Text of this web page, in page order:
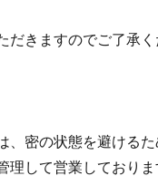
だきますのでご了承く
、密の状態を避ける
理して営業しており